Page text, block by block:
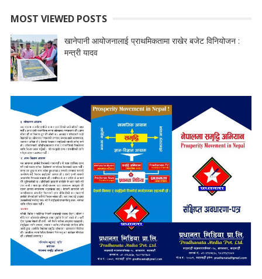
MOST VIEWED POSTS
खानेपानी आयोजनालाई प्राथमिकतामा राखेर बजेट विनियोजन :
मन्त्री यादव